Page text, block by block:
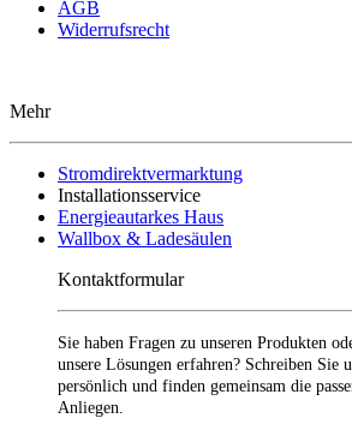
AGB
Widerrufsrecht
Mehr
Stromdirektvermarktung
Installationsservice
Energieautarkes Haus
Wallbox & Ladesäulen
Kontaktformular
Sie haben Fragen zu unseren Produkten
unsere Lösungen erfahren? Schreiben Sie
persönlich und finden gemeinsam die
Anliegen.